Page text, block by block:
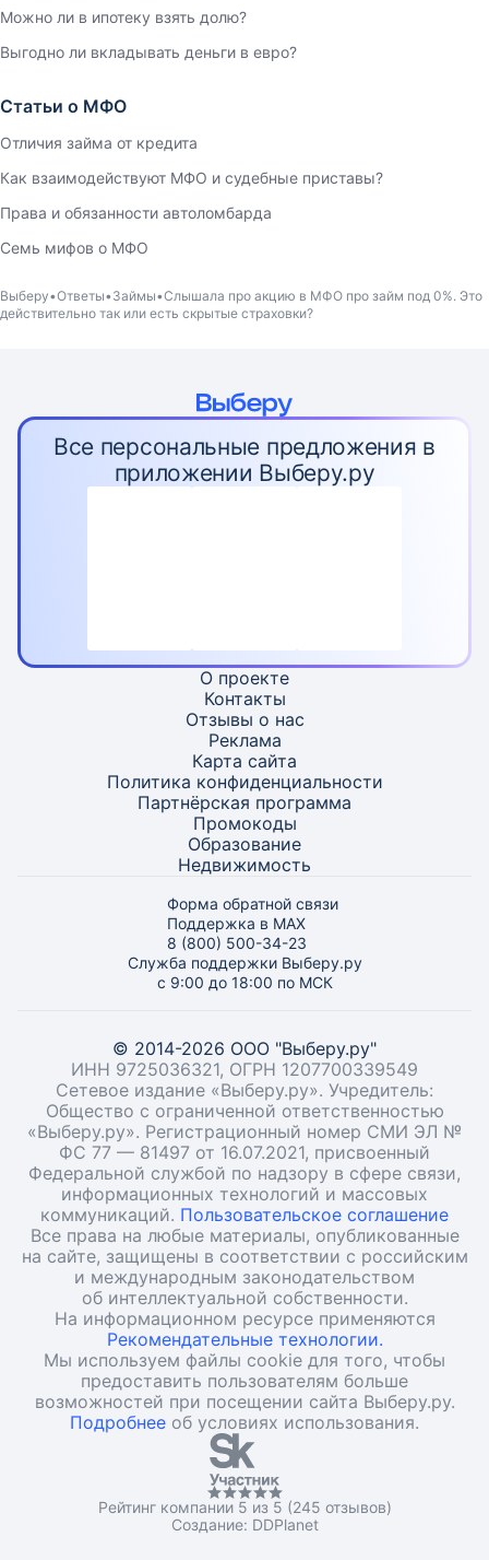
Можно ли в ипотеку взять долю?
Выгодно ли вкладывать деньги в евро?
Статьи о МФО
Отличия займа от кредита
Как взаимодействуют МФО и судебные приставы?
Права и обязанности автоломбарда
Семь мифов о МФО
Выберу Ответы Займы Слышала про акцию в МФО про займ под 0%. Это
действительно так или есть скрытые страховки?
Все персональные предложения в
приложении Выберу.ру
О проекте
Контакты
Отзывы о нас
Реклама
Карта сайта
Политика конфиденциальности
Партнёрская программа
Промокоды
Образование
Недвижимость
Форма обратной связи
Поддержка в MAX
8 (800) 500-34-23
Служба поддержки Выберу.ру
с 9:00 до 18:00 по МСК
© 2014-2026 ООО "Выберу.ру"
ИНН 9725036321, ОГРН 1207700339549
Сетевое издание «Выберу.ру». Учредитель:
Общество с ограниченной ответственностью
«Выберу.ру». Регистрационный номер СМИ ЭЛ №
ФС 77 — 81497 от 16.07.2021, присвоенный
Федеральной службой по надзору в сфере связи,
информационных технологий и массовых
коммуникаций. Пользовательское соглашение
Все права на любые материалы, опубликованные
на сайте, защищены в соответствии с российским
и международным законодательством
об интеллектуальной собственности.
На информационном ресурсе применяются
Рекомендательные технологии.
Мы используем файлы cookie для того, чтобы
предоставить пользователям больше
возможностей при посещении сайта Выберу.ру.
Подробнее об условиях использования.
Рейтинг компании 5 из 5 (245 отзывов)
Создание: DDPlanet